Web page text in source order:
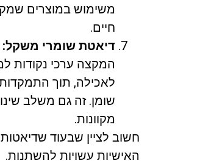
משימוש במוצרים
חיים.
דיאטת שומרי משקל:
המקצה ערכי נקודות
לאכילה, תוך התמקדות
שומן. זה גם משלב
מקוונות.
חשוב לציין שבעוד
האישיות עשויות להשתנות.